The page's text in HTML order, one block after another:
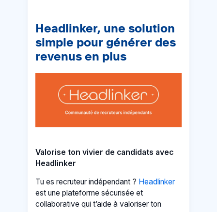
Headlinker, une solution
simple pour générer des
revenus en plus
Valorise ton vivier de candidats avec
Headlinker
Tu es recruteur indépendant ? Headlinker
est une plateforme sécurisée et
collaborative qui t’aide à valoriser ton